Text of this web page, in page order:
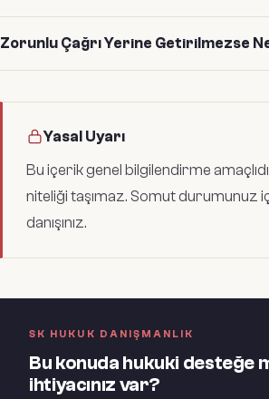
Zorunlu Çağrı Yerine Getirilmezse
Yasal Uyarı
Bu içerik genel bilgilendirme
niteliği taşımaz. Somut durumunuz
danışınız.
SK HUKUK DANIŞMANLIK
Bu konuda hukuki desteğe
ihtiyacınız var?